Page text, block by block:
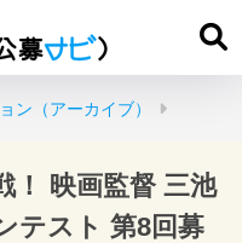
ン（アーカイブ）
！ 映画監督 三池
テスト 第8回募